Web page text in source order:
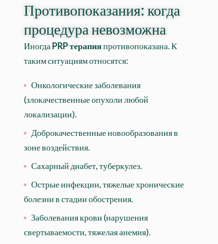
Противопоказания: когда
процедура невозможна
Иногда PRP терапияпротивопоказана. К
таким ситуациям относятся:
Онкологические заболевания
(злокачественные опухоли любой
локализации).
Доброкачественные новообразования в
зоне воздействия.
Сахарный диабет, туберкулез.
Острые инфекции, тяжелые хронические
болезни в стадии обострения.
Заболевания крови (нарушения
свертываемости, тяжелая анемия).